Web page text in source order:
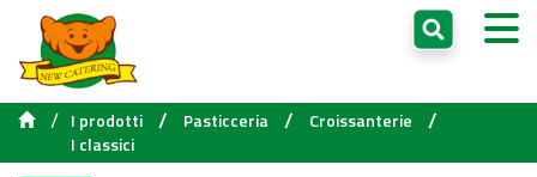
/ I prodotti / Pasticceria / Croissanterie /
I classici